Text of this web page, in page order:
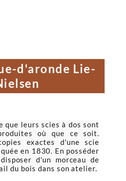
d'aronde Lie-
que leurs scies à dos sont
où que ce soit.
exactes d'une scie
en 1830. En posséder
d'un morceau de
du bois dans son atelier.